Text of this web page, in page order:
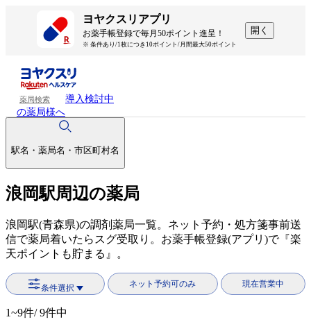
ヨヤクスリアプリ
お薬手帳登録で毎月50ポイント進呈！
※ 条件あり/1枚につき10ポイント/月間最大50ポイント
開く
薬局検索
導入検討中
の薬局様へ
駅名・薬局名・市区町村名
浪岡駅周辺の薬局
浪岡駅(青森県)の調剤薬局一覧。ネット予約・処方箋事前送
信で薬局着いたらスグ受取り。お薬手帳登録(アプリ)で『楽
天ポイントも貯まる』。
条件選択 ネット予約可のみ 現在営業中
1~9件/ 9件中